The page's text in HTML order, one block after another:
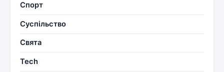
Спорт
Суспільство
Свята
Tech